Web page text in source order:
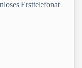
Ersttelefonat